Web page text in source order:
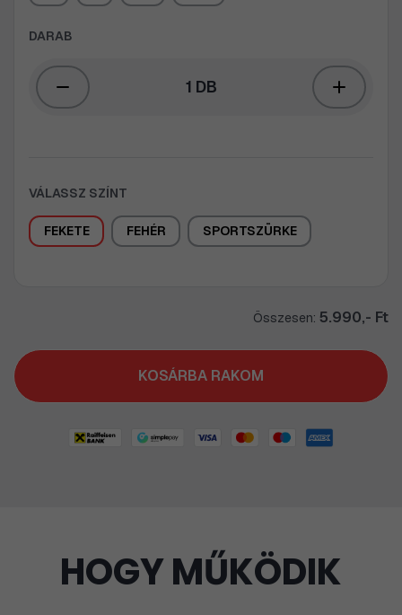
DARAB
1 DB
VÁLASSZ SZÍNT
FEKETE FEHÉR SPORTSZÜRKE
Összesen: 5.990,- Ft
KOSÁRBA RAKOM
HOGY MŰKÖDIK